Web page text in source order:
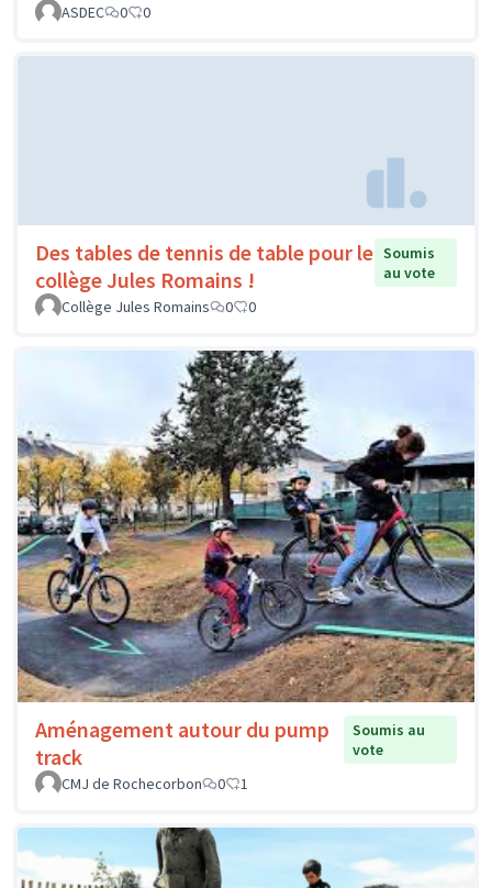
ASDEC 0 0
Des tables de tennis de table pour le
collège Jules Romains !
Soumis
au vote
Collège Jules Romains
0 0
Aménagement autour du pump
track
Soumis au
vote
CMJ de Rochecorbon
0 1